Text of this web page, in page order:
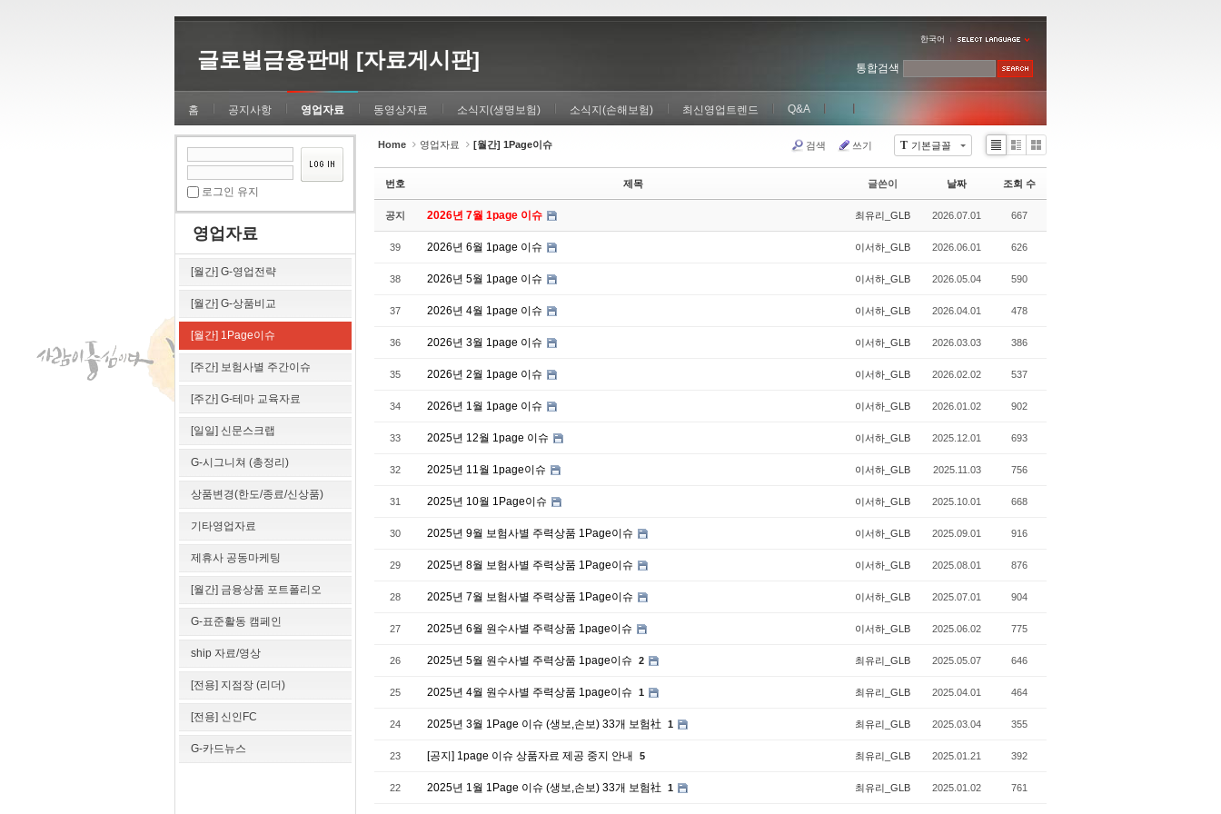
글로벌금융판매 [자료게시판]
한국어
홈 공지사항 영업자료 동영상자료 소식지(생명보험) 소식지(손해보험) 최신영업트렌드 Q&A
통합검색
로그인 유지
영업자료
[월간] G-영업전략
[월간] G-상품비교
[월간] 1Page이슈
[주간] 보험사별 주간이슈
[주간] G-테마 교육자료
[일일] 신문스크랩
G-시그니쳐 (총정리)
상품변경(한도/종료/신상품)
기타영업자료
제휴사 공동마케팅
[월간] 금융상품 포트폴리오
G-표준활동 캠페인
ship 자료/영상
[전용] 지점장 (리더)
[전용] 신인FC
G-카드뉴스
Home 영업자료 [월간] 1Page이슈 T 기본글꼴
검색 쓰기
Li
Zi
e
G
le
번호 제목 글쓴이 날짜 조회 수
공지 2026년 7월 1page 이슈 최유리_GLB 2026.07.01 667
39 2026년 6월 1page 이슈 이서하_GLB 2026.06.01 626
38 2026년 5월 1page 이슈 이서하_GLB 2026.05.04 590
37 2026년 4월 1page 이슈 이서하_GLB 2026.04.01 478
36 2026년 3월 1page 이슈 이서하_GLB 2026.03.03 386
35 2026년 2월 1page 이슈 이서하_GLB 2026.02.02 537
34 2026년 1월 1page 이슈 이서하_GLB 2026.01.02 902
33 2025년 12월 1page 이슈 이서하_GLB 2025.12.01 693
32 2025년 11월 1page이슈 이서하_GLB 2025.11.03 756
31 2025년 10월 1Page이슈 이서하_GLB 2025.10.01 668
30 2025년 9월 보험사별 주력상품 1Page이슈 이서하_GLB 2025.09.01 916
29 2025년 8월 보험사별 주력상품 1Page이슈 이서하_GLB 2025.08.01 876
28 2025년 7월 보험사별 주력상품 1Page이슈 이서하_GLB 2025.07.01 904
27 2025년 6월 원수사별 주력상품 1page이슈 이서하_GLB 2025.06.02 775
26 2025년 5월 원수사별 주력상품 1page이슈 2 최유리_GLB 2025.05.07 646
25 2025년 4월 원수사별 주력상품 1page이슈 1 최유리_GLB 2025.04.01 464
24 2025년 3월 1Page 이슈 (생보,손보) 33개 보험社 1 최유리_GLB 2025.03.04 355
23 [공지] 1page 이슈 상품자료 제공 중지 안내 5 최유리_GLB 2025.01.21 392
22 2025년 1월 1Page 이슈 (생보,손보) 33개 보험社 1 최유리_GLB 2025.01.02 761
Sketchbook5, 스케치북5
Sketchbook5, 스케치북5
Sketchbook5, 스케치북5
Sketchbook5, 스케치북5